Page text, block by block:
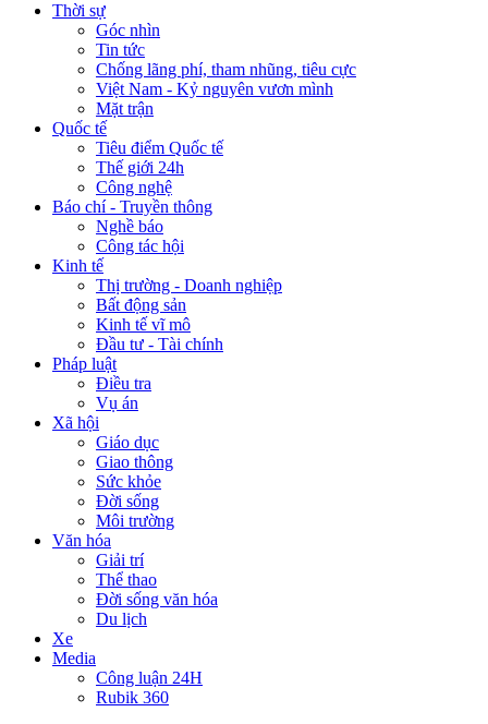
Thời sự
Góc nhìn
Tin tức
Chống lãng phí, tham nhũng, tiêu cực
Việt Nam - Kỷ nguyên vươn mình
Mặt trận
Quốc tế
Tiêu điểm Quốc tế
Thế giới 24h
Công nghệ
Báo chí - Truyền thông
Nghề báo
Công tác hội
Kinh tế
Thị trường - Doanh nghiệp
Bất động sản
Kinh tế vĩ mô
Đầu tư - Tài chính
Pháp luật
Điều tra
Vụ án
Xã hội
Giáo dục
Giao thông
Sức khỏe
Đời sống
Môi trường
Văn hóa
Giải trí
Thể thao
Đời sống văn hóa
Du lịch
Xe
Media
Công luận 24H
Rubik 360